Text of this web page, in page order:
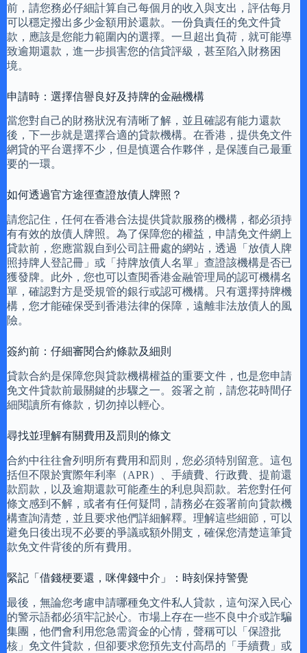
前，請您務必仔細計算自己每個月的收入與支出，評估每月
可以穩定撥出多少金額用於還款。一份負責任的免文件貸
款，應該是您能力範圍內的選擇。一旦超出負荷，就可能導
致逾期還款，進一步損害您的信貸評級，甚至陷入財務困
境。
申請時：選擇信譽良好及持牌的金融機構
當您對自己的財務狀況有清晰了解，並且確認有能力還款
後，下一步就是選擇合適的貸款機構。在香港，提供免文件
網貸的平台選擇不少，但是慎選合作夥伴，是保護自己最重
要的一環。
如何透過官方途徑查證放債人牌照？
請您記住，任何在香港合法提供貸款服務的機構，都必須持
有有效的放債人牌照。為了保障您的權益，申請免文件網上
貸款前，您應當親自到公司註冊處的網站，透過「放債人牌
照持牌人登記冊」或「持牌放債人名單」查證該機構是否已
獲發牌。此外，您也可以查閱香港金融管理局的認可機構名
單，確認對方是受規管的銀行或認可機構。只有選擇持牌機
構，您才能確保受到香港法律的保障，遠離非法放債人的風
險。
簽約前：仔細審閱合約條款及細則
貸款合約是保障您與貸款機構權益的重要文件，也是您申請
免文件貸款前最關鍵的步驟之一。簽署之前，請您花時間仔
細閱讀所有條款，切勿掉以輕心。
尋找並理解有關費用及罰則的條文
合約中往往會列明所有費用和罰則，您必須特別留意。這包
括但不限於實際年利率（APR）、手續費、行政費、提前還
款罰款，以及逾期還款可能產生的利息與罰款。若您對任何
條文感到不解，或者有任何疑問，請務必在簽署前向貸款機
構查詢清楚，並且要求他們詳細解釋。理解這些細節，可以
避免日後出現不必要的爭議或額外開支，確保您清楚這筆貸
款免文件背後的所有費用。
緊記「借錢梗要還，咪俾錢中介」：時刻保持警覺
最後，無論您考慮申請哪種免文件私人貸款，這句深入民心
的警示語都必須牢記於心。市場上存在一些不良中介或詐騙
集團，他們會利用您急需資金的心情，聲稱可以「保證批
核」免文件貸款，但卻要求您預先支付高昂的「手續費」或